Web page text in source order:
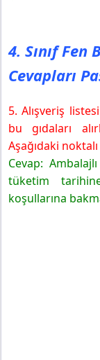
4. Sınıf
Cevapları
5. Alışveriş
bu gıdaları
Aşağıdaki
Cevap:
tüketim
koşullarına